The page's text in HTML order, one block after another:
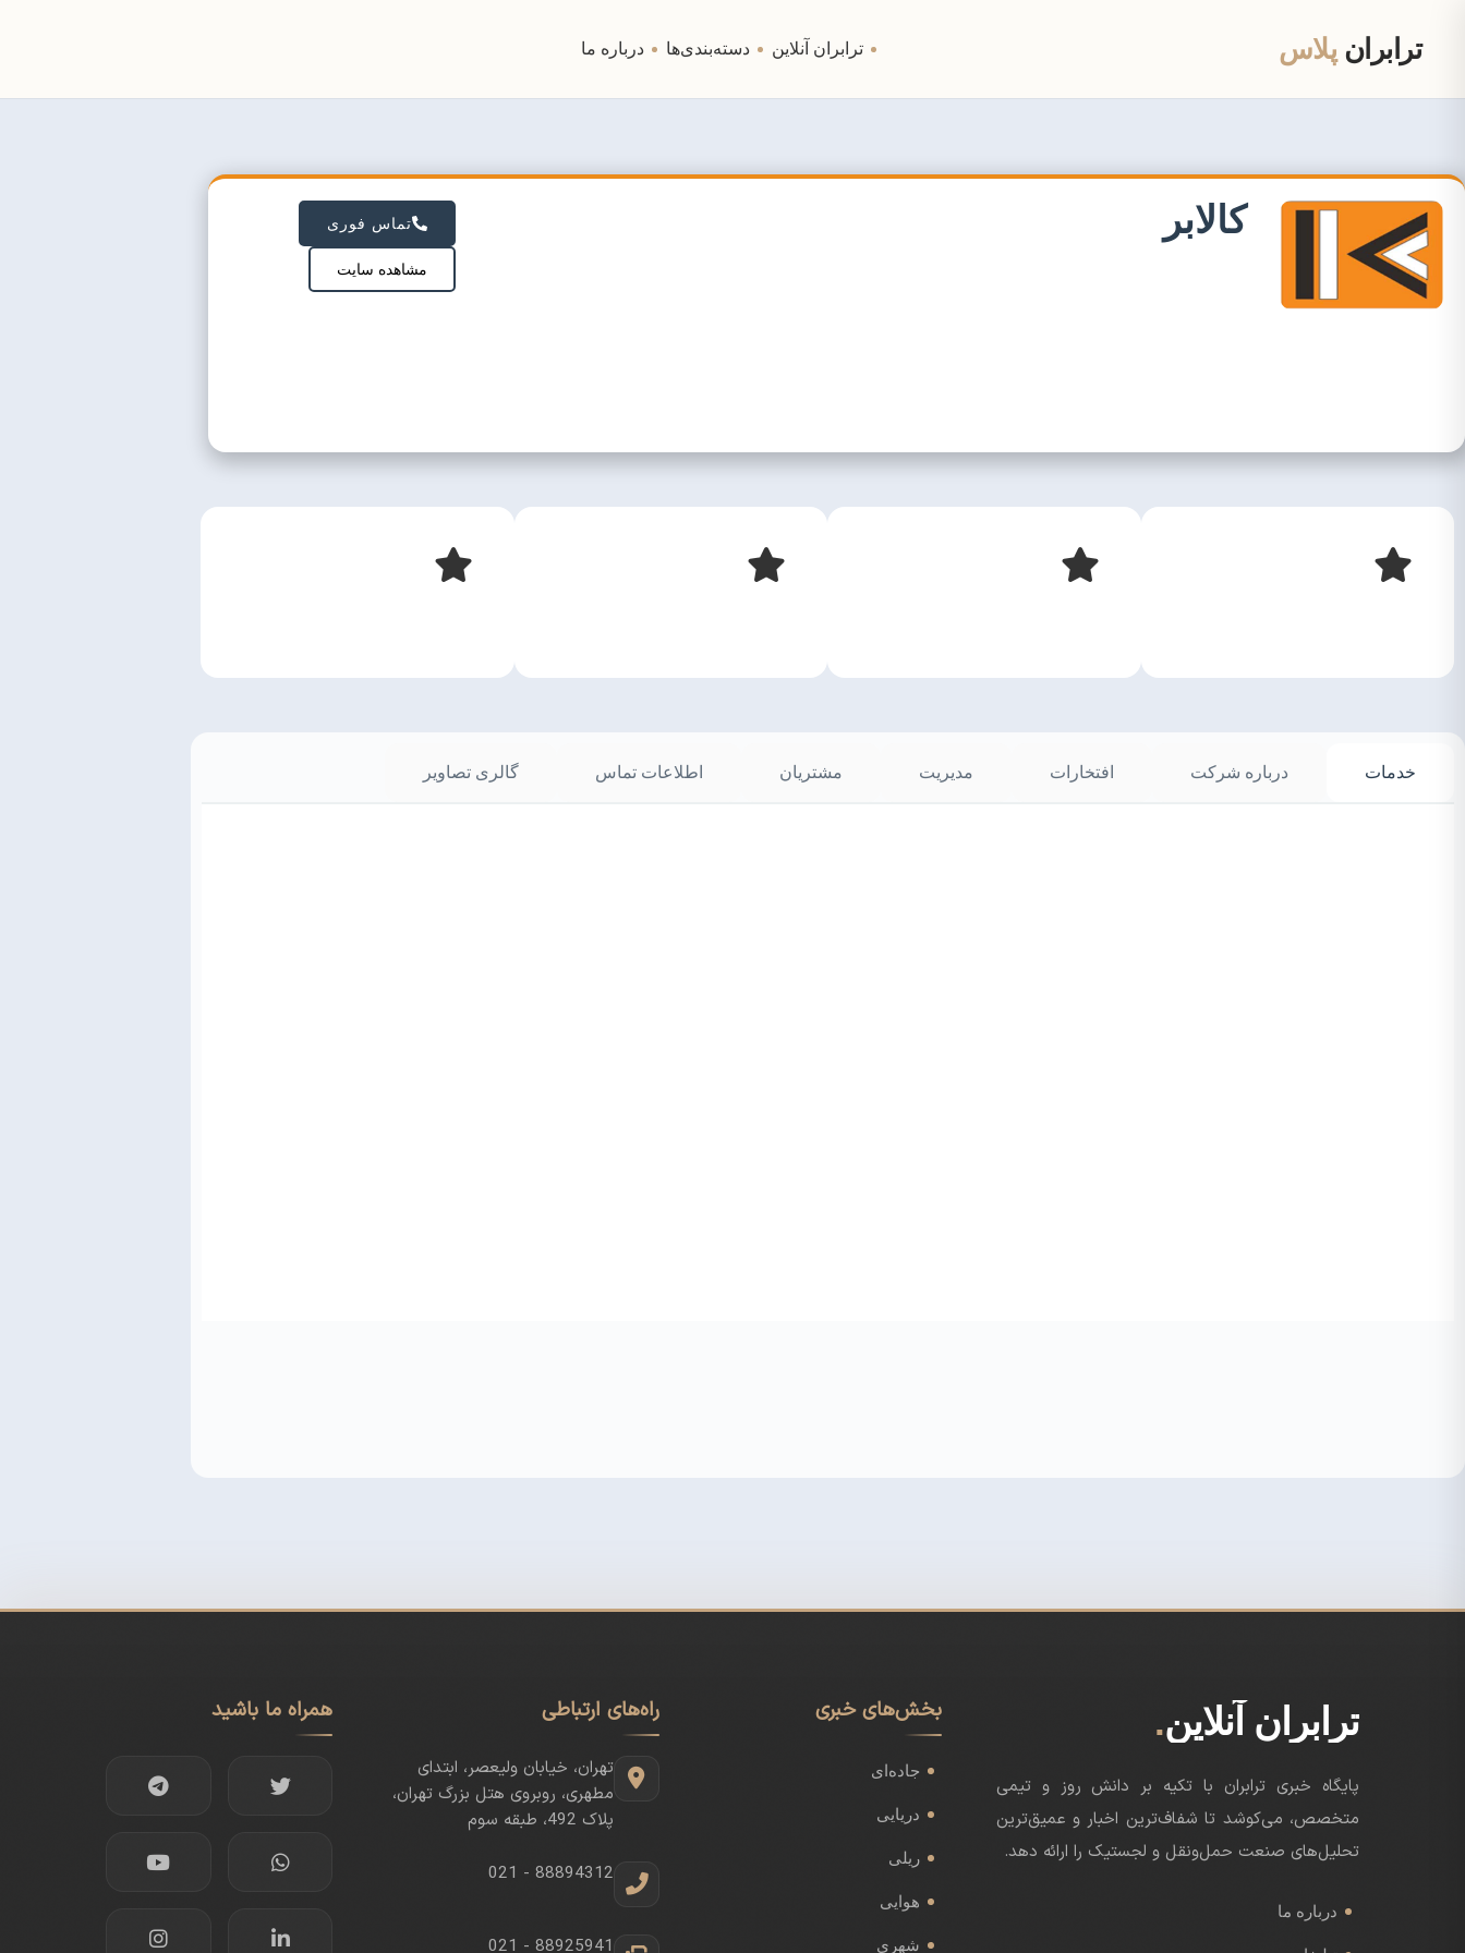
ترابران پلاس ترابران آنلاین دسته‌بندی‌ها درباره ما
کالابر تماس فوری
مشاهده سایت
خدمات درباره شرکت افتخارات مدیریت مشتریان اطلاعات تماس گالری تصاویر
ترابران آنلاین.
پایگاه خبری ترابران با تکیه بر دانش روز و تیمی
متخصص، می‌کوشد تا شفاف‌ترین اخبار و عمیق‌ترین
تحلیل‌های صنعت حمل‌ونقل و لجستیک را ارائه دهد.
درباره ما
بخش‌های خبری
جاده‌ای
دریایی
ریلی
هوایی
شهری
راه‌های ارتباطی
تهران، خیابان ولیعصر، ابتدای
مطهری، روبروی هتل بزرگ تهران،
پلاک 492، طبقه سوم
021 - 88894312
021 - 88925941
همراه ما باشید